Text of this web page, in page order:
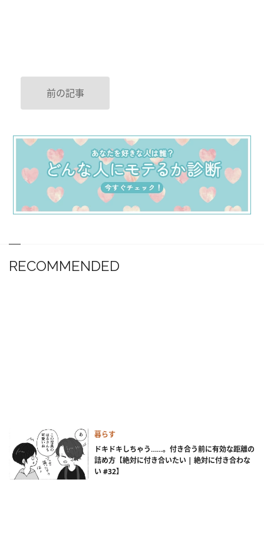
前の記事
RECOMMENDED
暮らす
ドキドキしちゃう……。付き合う前に有効な距離の
詰め方【絶対に付き合いたい | 絶対に付き合わな
い #32】